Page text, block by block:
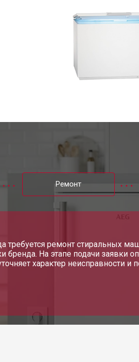
Ремонт
требуется ремонт стиральных
бренда. На этапе подачи заявки
характер неисправности и